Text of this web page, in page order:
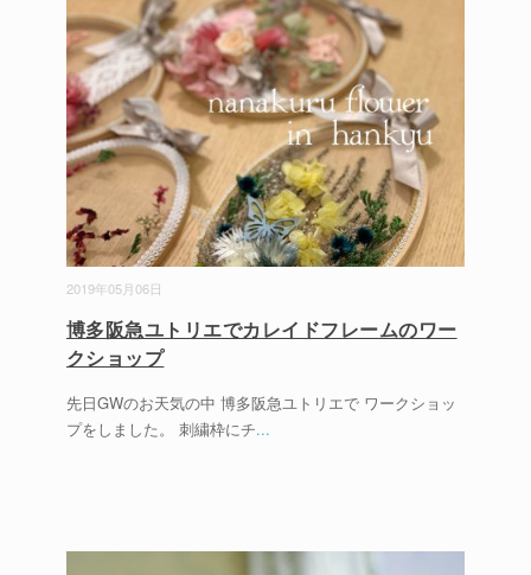
2019年05月06日
博多阪急ユトリエでカレイドフレームのワー
クショップ
先日GWのお天気の中 博多阪急ユトリエで ワークショッ
プをしました。 刺繍枠にチ...